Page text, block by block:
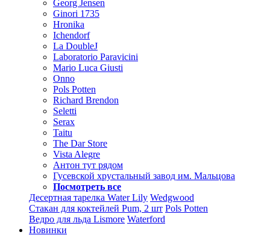
Georg Jensen
Ginori 1735
Hronika
Ichendorf
La DoubleJ
Laboratorio Paravicini
Mario Luca Giusti
Onno
Pols Potten
Richard Brendon
Seletti
Serax
Taitu
The Dar Store
Vista Alegre
Антон тут рядом
Гусевской хрустальный завод им. Мальцова
Посмотреть все
Десертная тарелка Water Lily Wedgwood
Стакан для коктейлей Pum, 2 шт Pols Potten
Ведро для льда Lismore Waterford
Новинки